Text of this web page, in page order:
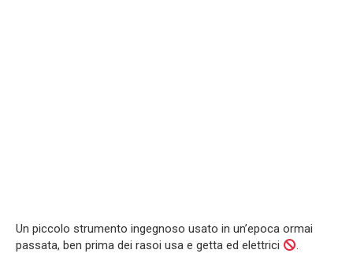
Un piccolo strumento ingegnoso usato in un’epoca ormai
passata, ben prima dei rasoi usa e getta ed elettrici
.